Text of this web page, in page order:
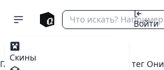
Скины
Войти
Главная тег